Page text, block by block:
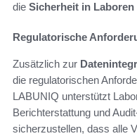
die Sicherheit in Laboren
Regulatorische
Zusätzlich zur
die regulatorischen
LABUNIQ unterstützt
Berichterstattung und
sicherzustellen, dass alle